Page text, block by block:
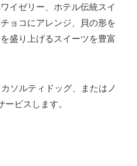
イゼリー、ホテル伝統スイ
ョコにアレンジ、貝の形を
盛り上げるスイーツを豊富
ソルティドッグ、またはノ
ビスします。